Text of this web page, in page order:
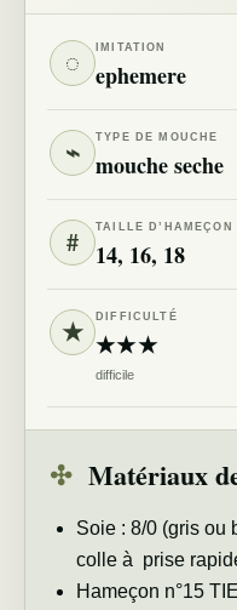
◌ IMITATION
ephemere
⌁ TYPE DE MOUCHE
mouche seche
# TAILLE D’HAMEÇON
14, 16, 18
★ DIFFICULTÉ
★★★
difficile
✣ Matériaux
Soie : 8/0 (gris ou
colle à prise
Hameçon n°15